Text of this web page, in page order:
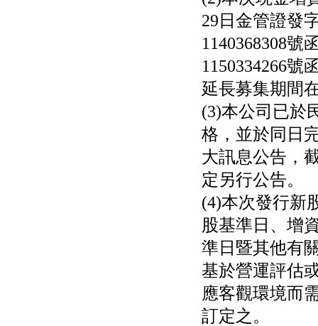
29日金管證
1140368308號
1150334266號
延長募集期間
(3)本公司已於
格，並於同日
大訊息公告，
定另行公告。
(4)本次發行新
股基準日、增
準日暨其他有
基於營運評估
應客觀環境而
訂定之。